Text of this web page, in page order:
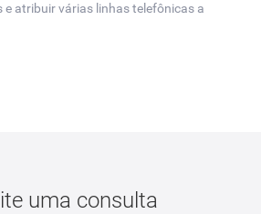
atribuir várias linhas telefônicas a
uma consulta